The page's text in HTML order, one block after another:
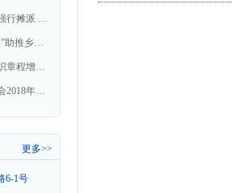
辽宁立法禁止社会组织强行摊派 今后十情形属违法
关于开展“爱心帮扶工程”助推乡村振兴战略的工作方案
《民政部关于在社会组织章程增加党的建设和社会主义核心价值观有关内容通知》的解读
关于印发《中国安装协会2018年工作要点》的通知
更多>>
6-1号